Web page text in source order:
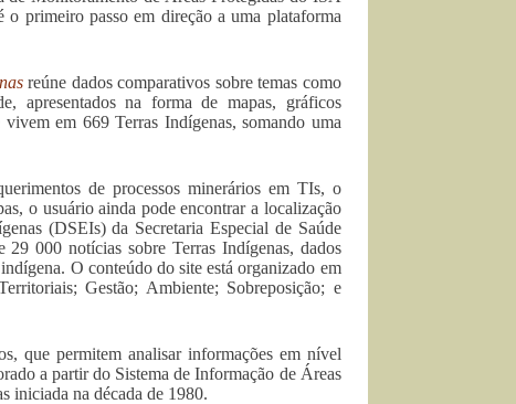
primeiro passo em direção a uma plataforma
reúne dados comparativos sobre temas como
apresentados na forma de mapas, gráficos
em 669 Terras Indígenas, somando uma
de processos minerários em TIs, o
o usuário ainda pode encontrar a localização
(DSEIs) da Secretaria Especial de Saúde
000 notícias sobre Terras Indígenas, dados
O conteúdo do site está organizado em
Gestão; Ambiente; Sobreposição; e
que permitem analisar informações em nível
a partir do Sistema de Informação de Áreas
iniciada na década de 1980.